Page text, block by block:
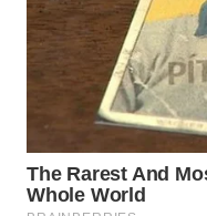
PERSONA
WAHANA
OTOMOTIF
WAHANA
HEALTH